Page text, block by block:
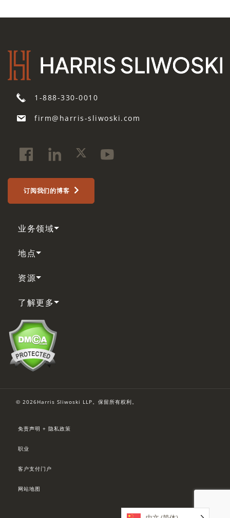
1-888-330-0010
firm@harris-sliwoski.com
订阅我们的博客
业务领域
地点
资源
了解更多
© 2026Harris Sliwoski LLP。保留所有权利。
免责声明 + 隐私政策
职业
客户支付门户
网站地图